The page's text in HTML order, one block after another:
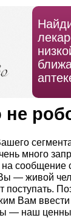
много
сообщение
— живой
поступать.
Вам ввести
— наш